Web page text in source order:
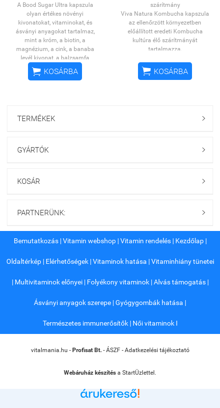
A Bood Sugar Ultra kapszula
olyan értékes növényi
kivonatokat, vitaminokat, és
ásványi anyagokat tartalmaz,
mint a króm, a biotin, a
magnézium, a cink, a banaba
levél kivonat, a balzsamfa
gyanta, édesgyökér kivonat,
cickafark kivonat és a selyem
vércukor szint fenntartását*
ettől eltérő adat, amit a vérből
fennállását sugallhatják.
Kiszerelés:
Ízhatása: semleges
 KOSÁRBA
szárítmány
Viva Natura Kombucha kapszula
az ellenőrzött környezetben
előállított eredeti Kombucha
kultúra élő szárítmányát
tartalmazza.
már minimum 1000 éve állhat az
egészség szolgálatában, bár
emésztésjavításra használják.
 KOSÁRBA
TERMÉKEK 
GYÁRTÓK 
KOSÁR 
PARTNERÜNK: 
Bemutatkozás|Vitamin webshop|Vitamin rendelés| Kezdőlap|
Oldaltérkép| Elérhetőségek|Vitaminok hatása |Vitaminhiány tünetei
| Multivitaminok előnyei| Folyékony vitaminok|Alvás támogatás|
Ásványi anyagok szerepe |Gyógygombák hatása |
Természetes immunerősítők| Női vitaminok I
vitalmania.hu - Profisat Bt.- ÁSZF- Adatkezelési tájékoztató
Webáruház készítés a StartÜzlettel.